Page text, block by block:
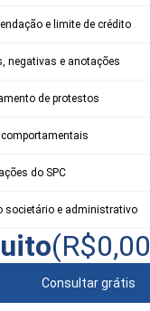
e limite de crédito
negativas e anotações
de protestos
do SPC
societário e administrativo
(R$0,00
Consultar grátis